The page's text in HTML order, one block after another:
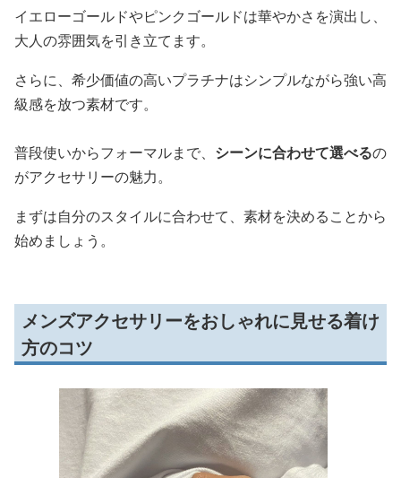
イエローゴールドやピンクゴールドは華やかさを演出し、
大人の雰囲気を引き立てます。
さらに、希少価値の高いプラチナはシンプルながら強い高
級感を放つ素材です。
普段使いからフォーマルまで、 シーンに合わせて選べるの
がアクセサリーの魅力。
まずは自分のスタイルに合わせて、素材を決めることから
始めましょう。
メンズアクセサリーをおしゃれに見せる着け
方のコツ